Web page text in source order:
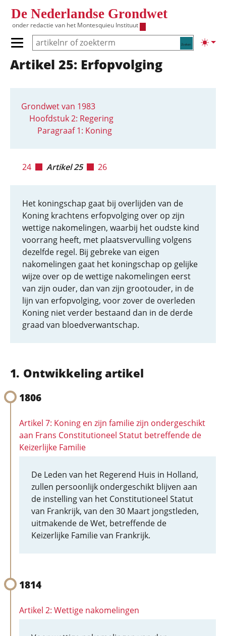
De Nederlandse Grondwet
onder redactie van het Montesquieu Instituut
Zoeken
Primair menu tonen/verbergen
Hoofdnavigatie
Artikel 25: Erfopvolging
Grondwet van 1983
Hoofdstuk 2: Regering
Paragraaf 1: Koning
24 Artikel 25 26
Het koningschap gaat bij overlijden van de
Koning krachtens erfopvolging over op zijn
wettige nakomelingen, waarbij het oudste kind
voorrang heeft, met plaatsvervulling volgens
dezelfde regel. Bij gebreke van eigen
nakomelingen gaat het koningschap op gelijke
wijze over op de wettige nakomelingen eerst
van zijn ouder, dan van zijn grootouder, in de
lijn van erfopvolging, voor zover de overleden
Koning niet verder bestaand dan in de derde
graad van bloedverwantschap.
Ontwikkeling artikel
1806
Artikel 7: Koning en zijn familie zijn ondergeschikt
aan Frans Constitutioneel Statut betreffende de
Keizerlijke Familie
De Leden van het Regerend Huis in Holland,
zullen persoonlijk ondergeschikt blijven aan
de instelling van het Constitutioneel Statut
van Frankrijk, van den 30 Maart jongstleden,
uitmakende de Wet, betreffende de
Keizerlijke Familie van Frankrijk.
1814
Artikel 2: Wettige nakomelingen